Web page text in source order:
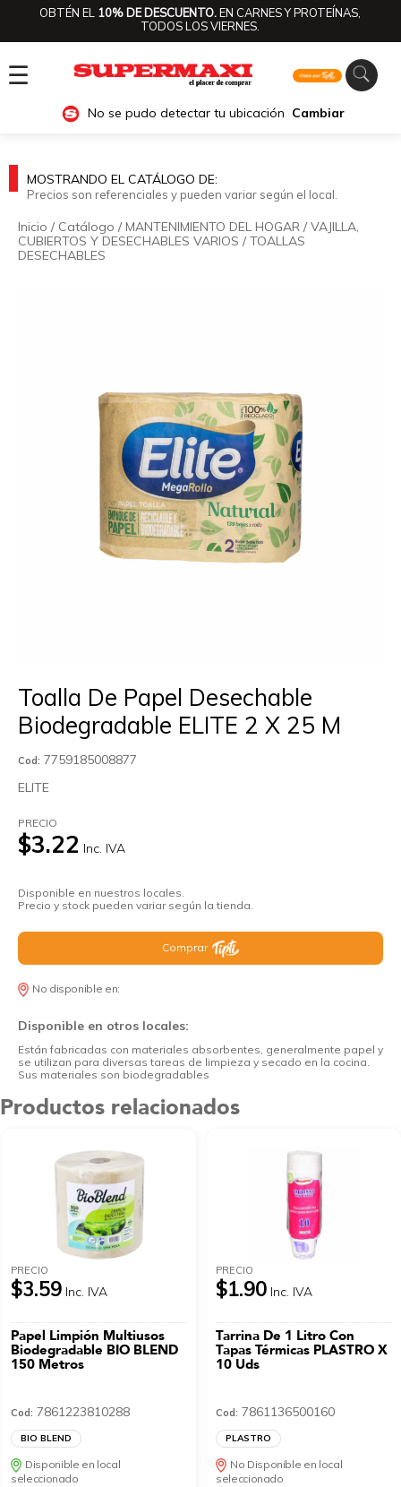
OBTÉN EL 10% DE DESCUENTO.EN CARNES Y PROTEÍNAS,
TODOS LOS VIERNES.
☰
No se pudo detectar tu ubicación Cambiar
MOSTRANDO EL CATÁLOGO DE:
Precios son referenciales y pueden variar según el local.
Inicio / Catálogo / MANTENIMIENTO DEL HOGAR /VAJILLA,
CUBIERTOS Y DESECHABLES VARIOS /TOALLAS
DESECHABLES
Toalla De Papel Desechable
Biodegradable ELITE 2 X 25 M
Cod: 7759185008877
ELITE
PRECIO
$3.22 Inc. IVA
Disponible en nuestros locales.
Precio y stock pueden variar según la tienda.
Comprar
No disponible en:
Disponible en otros locales:
Están fabricadas con materiales absorbentes, generalmente papel y
se utilizan para diversas tareas de limpieza y secado en la cocina.
Sus materiales son biodegradables
Productos relacionados
PRECIO
$3.59 Inc. IVA
Papel Limpión Multiusos
Biodegradable BIO BLEND
150 Metros
Cod: 7861223810288
BIO BLEND
Disponible en local
seleccionado
PRECIO
$1.90 Inc. IVA
Tarrina De 1 Litro Con
Tapas Térmicas PLASTRO X
10 Uds
Cod: 7861136500160
PLASTRO
No Disponible en local
seleccionado